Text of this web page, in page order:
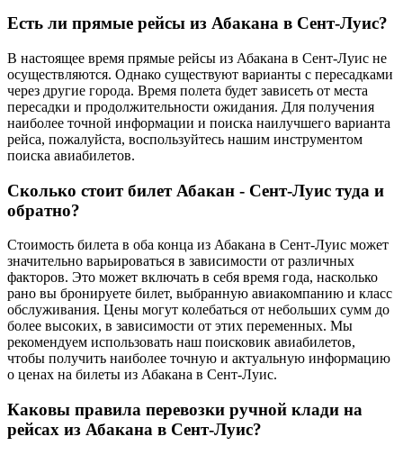
Есть ли прямые рейсы из Абакана в Сент-Луис?
В настоящее время прямые рейсы из Абакана в Сент-Луис не
осуществляются. Однако существуют варианты с пересадками
через другие города. Время полета будет зависеть от места
пересадки и продолжительности ожидания. Для получения
наиболее точной информации и поиска наилучшего варианта
рейса, пожалуйста, воспользуйтесь нашим инструментом
поиска авиабилетов.
Сколько стоит билет Абакан - Сент-Луис туда и
обратно?
Стоимость билета в оба конца из Абакана в Сент-Луис может
значительно варьироваться в зависимости от различных
факторов. Это может включать в себя время года, насколько
рано вы бронируете билет, выбранную авиакомпанию и класс
обслуживания. Цены могут колебаться от небольших сумм до
более высоких, в зависимости от этих переменных. Мы
рекомендуем использовать наш поисковик авиабилетов,
чтобы получить наиболее точную и актуальную информацию
о ценах на билеты из Абакана в Сент-Луис.
Каковы правила перевозки ручной клади на
рейсах из Абакана в Сент-Луис?